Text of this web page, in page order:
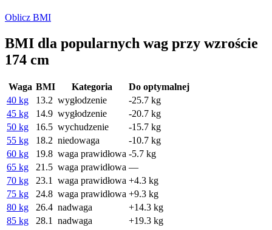
Oblicz BMI
BMI dla popularnych wag przy wzroście
174 cm
Waga BMI Kategoria
Do optymalnej
40 kg
13.2 wygłodzenie
-25.7 kg
45 kg
14.9 wygłodzenie
-20.7 kg
50 kg
16.5 wychudzenie
-15.7 kg
55 kg
18.2 niedowaga
-10.7 kg
60 kg
19.8 waga prawidłowa -5.7 kg
65 kg
21.5 waga prawidłowa —
70 kg
23.1 waga prawidłowa +4.3 kg
75 kg
24.8 waga prawidłowa +9.3 kg
80 kg
26.4 nadwaga
+14.3 kg
85 kg
28.1 nadwaga
+19.3 kg